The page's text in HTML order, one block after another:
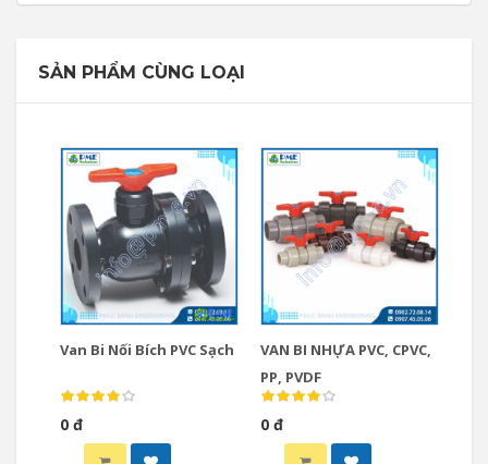
SẢN PHẨM CÙNG LOẠI
Van Bi Nối Bích PVC Sạch
0 đ
VAN BI NHỰA PVC, CPVC,
PP, PVDF
0 đ